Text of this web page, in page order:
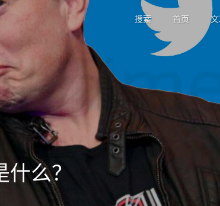
搜索 首页
么？